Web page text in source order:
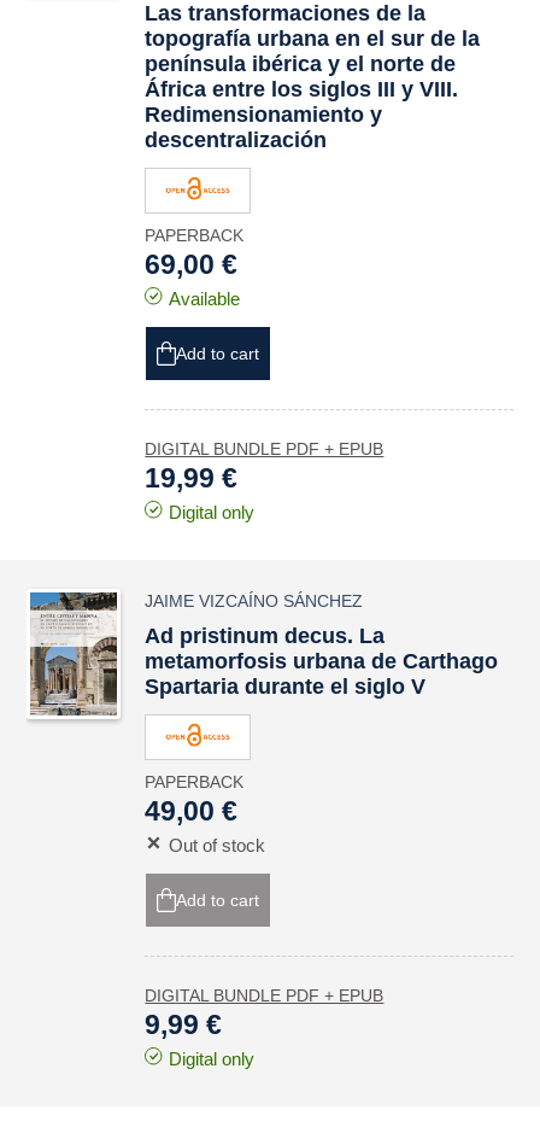
Las transformaciones de la
topografía urbana en el sur de la
península ibérica y el norte de
África entre los siglos III y VIII.
Redimensionamiento y
descentralización
PAPERBACK
69,00 €
Available
Add to cart
DIGITAL BUNDLE PDF + EPUB
19,99 €
Digital only
JAIME VIZCAÍNO SÁNCHEZ
Ad pristinum decus. La
metamorfosis urbana deCarthago
Spartaria durante el siglo V
PAPERBACK
49,00 €
Out of stock
Add to cart
DIGITAL BUNDLE PDF + EPUB
9,99 €
Digital only